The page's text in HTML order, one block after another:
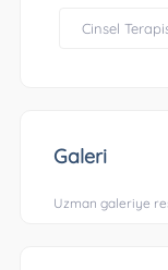
Cinsel
Galeri
Uzman galeriye